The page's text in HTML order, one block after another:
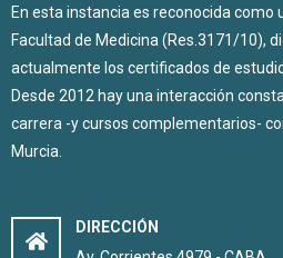
En esta instancia es reconocida como
Facultad de Medicina (Res.3171/10),
actualmente los certificados de
Desde 2012 hay una interacción
carrera -y cursos complementarios-
Murcia.
DIRECCIÓN